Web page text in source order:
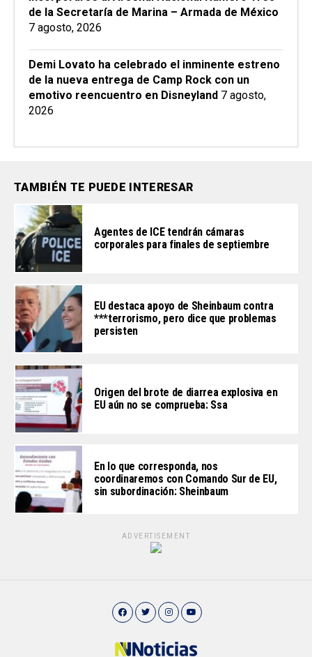
de la Secretaría de Marina – Armada de México
7 agosto, 2026
Demi Lovato ha celebrado el inminente estreno
de la nueva entrega de Camp Rock con un
emotivo reencuentro en Disneyland 7 agosto,
2026
TAMBIÉN TE PUEDE INTERESAR
Agentes de ICE tendrán cámaras
corporales para finales de septiembre
EU destaca apoyo de Sheinbaum contra
***terrorismo, pero dice que problemas
persisten
Origen del brote de diarrea explosiva en
EU aún no se comprueba: Ssa
En lo que corresponda, nos
coordinaremos con Comando Sur de EU,
sin subordinación: Sheinbaum
ADVERTISEMENT